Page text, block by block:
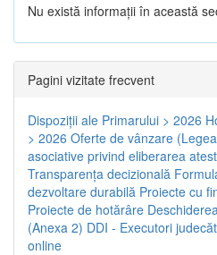
Nu există informații în această
Pagini vizitate frecvent
Dispoziţii ale Primarului > 2026
> 2026 Oferte de vânzare
asociative privind eliberarea
Transparenţa decizională
dezvoltare durabilă Proiecte cu
Proiecte de hotărâre
(Anexa 2) DDI - Executori
online